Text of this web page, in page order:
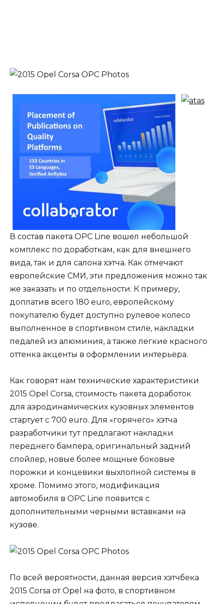
В состав пакета OPC Line вошел небольшой
комплекс по доработкам, как для внешнего
вида, так и для салона хэтча. Как отмечают
европейские СМИ, эти предложения можно так
же заказать и по отдельности. К примеру,
доплатив всего 180 euro, европейскому
покупателю будет доступно рулевое колесо
выполненное в спортивном стиле, накладки
педалей из алюминия, а также легкие красного
оттенка акценты в оформлении интерьера.
Как говорят нам технические характеристики
2015 Opel Corsa, стоимость пакета доработок
для аэродинамических кузовных элементов
стартует с 700 euro. Для «горячего» хэтча
разработчики тут предлагают накладки
переднего бампера, оригинальный задний
спойлер, новые более мощные боковые
порожки и концевики выхлопной системы в
хроме. Помимо этого, модификация
автомобиля в OPC Line появится с
дополнительными черными вставками на
кузове.
По всей вероятности, данная версия хэтчбека
2015 Corsa от Opel на фото, в спортивном